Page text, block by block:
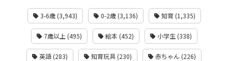
3-6歳 (3,943) 0-2歳 (3,136) 知育 (1,335)
7歳以上 (495) 絵本 (452) 小学生 (338)
英語 (283) 知育玩具 (230) 赤ちゃん (226)